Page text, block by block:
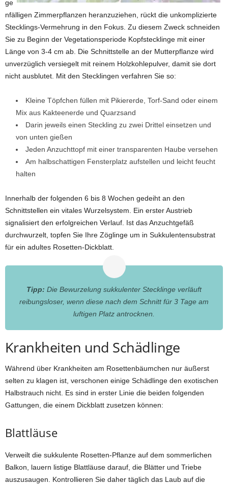
ge
nfälligen Zimmerpflanzen heranzuziehen, rückt die unkomplizierte
Stecklings-Vermehrung in den Fokus. Zu diesem Zweck schneiden
Sie zu Beginn der Vegetationsperiode Kopfstecklinge mit einer
Länge von 3-4 cm ab. Die Schnittstelle an der Mutterpflanze wird
unverzüglich versiegelt mit reinem Holzkohlepulver, damit sie dort
nicht ausblutet. Mit den Stecklingen verfahren Sie so:
Kleine Töpfchen füllen mit Pikiererde, Torf-Sand oder einem
Mix aus Kakteenerde und Quarzsand
Darin jeweils einen Steckling zu zwei Drittel einsetzen und
von unten gießen
Jeden Anzuchttopf mit einer transparenten Haube versehen
Am halbschattigen Fensterplatz aufstellen und leicht feucht
halten
Innerhalb der folgenden 6 bis 8 Wochen gedeiht an den
Schnittstellen ein vitales Wurzelsystem. Ein erster Austrieb
signalisiert den erfolgreichen Verlauf. Ist das Anzuchtgefäß
durchwurzelt, topfen Sie Ihre Zöglinge um in Sukkulentensubstrat
für ein adultes Rosetten-Dickblatt.
Tipp: Die Bewurzelung sukkulenter Stecklinge verläuft
reibungsloser, wenn diese nach dem Schnitt für 3 Tage am
luftigen Platz antrocknen.
Krankheiten und Schädlinge
Während über Krankheiten am Rosettenbäumchen nur äußerst
selten zu klagen ist, verschonen einige Schädlinge den exotischen
Halbstrauch nicht. Es sind in erster Linie die beiden folgenden
Gattungen, die einem Dickblatt zusetzen können:
Blattläuse
Verweilt die sukkulente Rosetten-Pflanze auf dem sommerlichen
Balkon, lauern listige Blattläuse darauf, die Blätter und Triebe
auszusaugen. Kontrollieren Sie daher täglich das Laub auf die